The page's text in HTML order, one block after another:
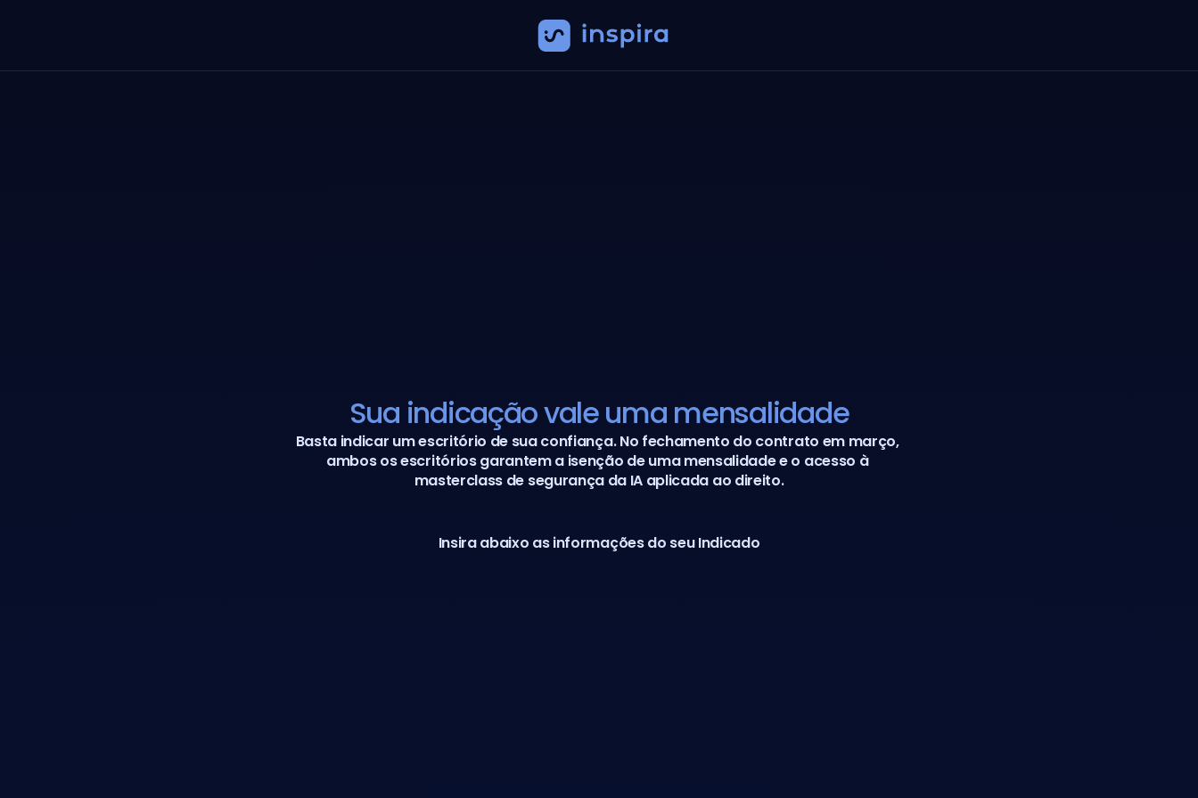
Sua indicação vale uma mensalidade
Basta indicar um escritório de sua confiança. No fechamento do contrato em março,
ambos os escritórios garantem a isenção de uma mensalidade e o acesso à
masterclass de segurança da IA aplicada ao direito.
Insira abaixo as informações do seu Indicado